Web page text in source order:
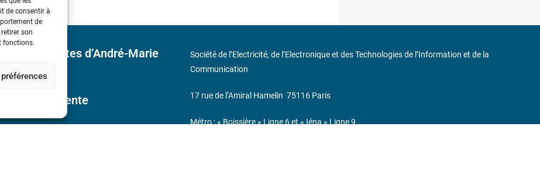
de consentir à
de
son
fonctions.
découvertes d’André-Marie
de Vente
Société de l’Electricité, de l’Electronique et des Technologies de l’Information et de la
Communication
17 rue de l’Amiral Hamelin 75116 Paris
Métro : « Boissière » Ligne 6 et « Iéna » Ligne 9